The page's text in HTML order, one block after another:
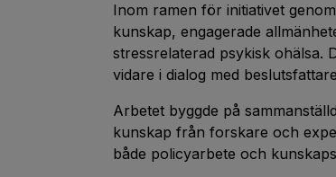
Inom ramen för initiativet
kunskap, engagerade
stressrelaterad psykisk ohälsa.
vidare i dialog med
Arbetet byggde på
kunskap från forskare och
både policyarbete och